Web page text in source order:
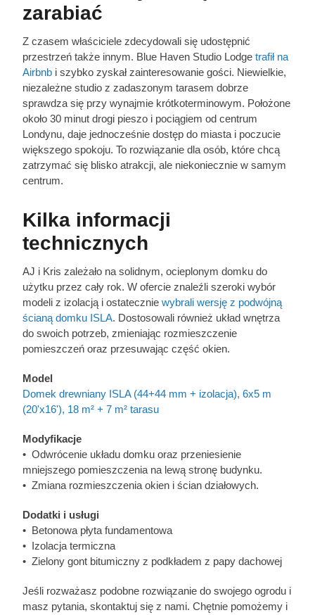
zarabiać
Z czasem właściciele zdecydowali się udostępnić
przestrzeń także innym. Blue Haven Studio Lodge trafił na
Airbnb i szybko zyskał zainteresowanie gości. Niewielkie,
niezależne studio z zadaszonym tarasem dobrze
sprawdza się przy wynajmie krótkoterminowym. Położone
około 30 minut drogi pieszo i pociągiem od centrum
Londynu, daje jednocześnie dostęp do miasta i poczucie
większego spokoju. To rozwiązanie dla osób, które chcą
zatrzymać się blisko atrakcji, ale niekoniecznie w samym
centrum.
Kilka informacji
technicznych
AJ i Kris zależało na solidnym, ocieplonym domku do
użytku przez cały rok. W ofercie znaleźli szeroki wybór
modeli z izolacją i ostatecznie wybrali wersję z podwójną
ścianą domku ISLA. Dostosowali również układ wnętrza
do swoich potrzeb, zmieniając rozmieszczenie
pomieszczeń oraz przesuwając część okien.
Model
Domek drewniany ISLA (44+44 mm + izolacja), 6x5 m
(20'x16'), 18 m² + 7 m² tarasu
Modyfikacje
• Odwrócenie układu domku oraz przeniesienie
mniejszego pomieszczenia na lewą stronę budynku.
• Zmiana rozmieszczenia okien i ścian działowych.
Dodatki i usługi
• Betonowa płyta fundamentowa
• Izolacja termiczna
• Zielony gont bitumiczny z podkładem z papy dachowej
Jeśli rozważasz podobne rozwiązanie do swojego ogrodu i
masz pytania, skontaktuj się z nami. Chętnie pomożemy i